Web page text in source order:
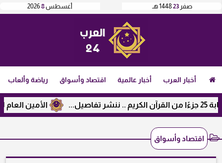
أغسطس8
2026 صفر 231448 هـ
أخبار العرب أخبار عالمية اقتصاد وأسواق رياضة وألعاب
الأمين العام لرابطة
اقتصاد وأسواق